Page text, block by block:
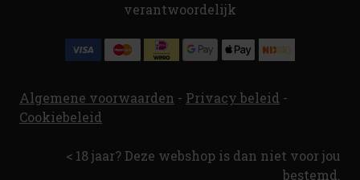
verantwoordelijk
Algemene voorwaarden - Privacy beleid -
Cookiebeleid
< 18 jaar? Deze webshop is dan niet voor jou
bestemd.